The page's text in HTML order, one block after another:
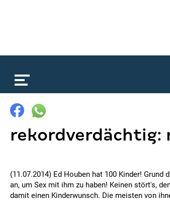
rekordverdächtig:
(11.07.2014) Ed Houben hat 100 Kinder!
an, um Sex mit ihm zu haben! Keinen stört's,
damit einen Kinderwunsch. Die meisten von